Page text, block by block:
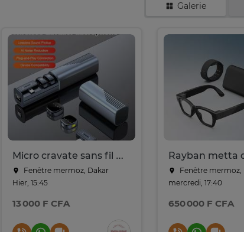
Galerie
Micro cravate sans fil K26 avec réduction de bruit IA
Fenêtre mermoz, Dakar
Hier, 15:45
13 000 F CFA
Rayban metta
Fenêtre mermoz,
mercredi, 17:40
650 000 F CFA